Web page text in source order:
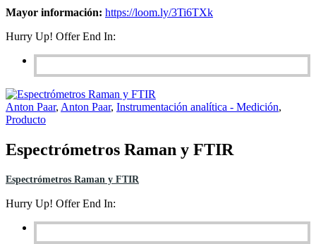
Mayor información: https://loom.ly/3Ti6TXk
Hurry Up! Offer End In:
Anton Paar, Anton Paar, Instrumentación analítica - Medición,
Producto
Espectrómetros Raman y FTIR
Espectrómetros Raman y FTIR
Hurry Up! Offer End In: